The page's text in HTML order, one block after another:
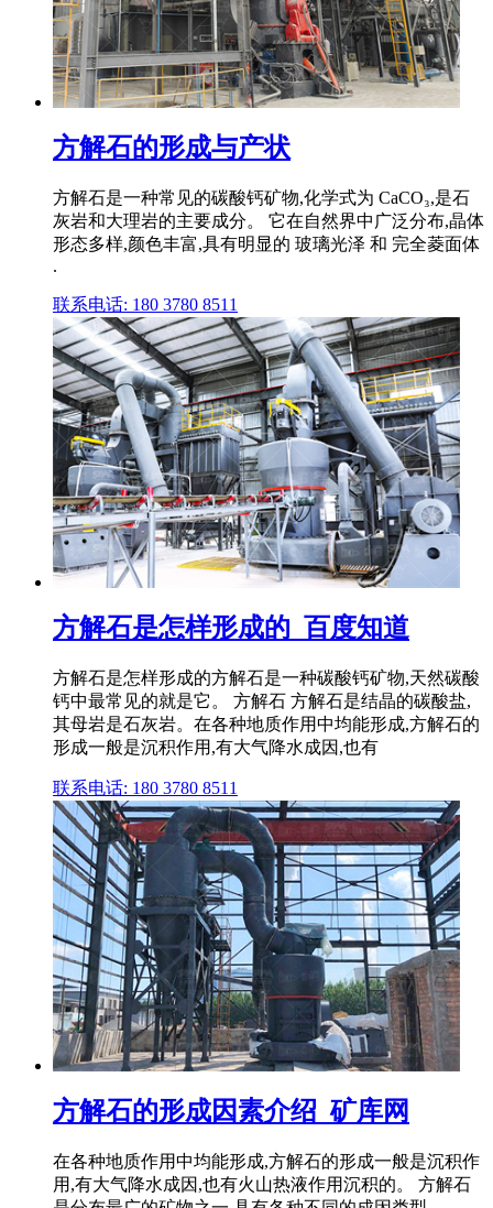
方解石的形成与产状
方解石是一种常见的碳酸钙矿物,化学式为 CaCO₃,是石
灰岩和大理岩的主要成分。 它在自然界中广泛分布,晶体
形态多样,颜色丰富,具有明显的 玻璃光泽 和 完全菱面体
.
联系电话: 180 3780 8511
方解石是怎样形成的_百度知道
方解石是怎样形成的方解石是一种碳酸钙矿物,天然碳酸
钙中最常见的就是它。 方解石 方解石是结晶的碳酸盐,
其母岩是石灰岩。在各种地质作用中均能形成,方解石的
形成一般是沉积作用,有大气降水成因,也有
联系电话: 180 3780 8511
方解石的形成因素介绍_矿库网
在各种地质作用中均能形成,方解石的形成一般是沉积作
用,有大气降水成因,也有火山热液作用沉积的。 方解石